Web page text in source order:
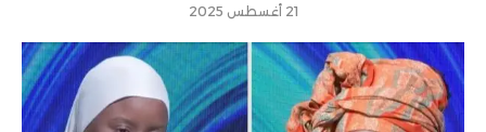
21 أغسطس 2025